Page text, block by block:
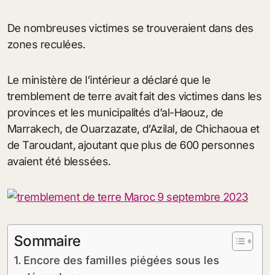
De nombreuses victimes se trouveraient dans des
zones reculées.
Le ministère de l’intérieur a déclaré que le
tremblement de terre avait fait des victimes dans les
provinces et les municipalités d’al-Haouz, de
Marrakech, de Ouarzazate, d’Azilal, de Chichaoua et
de Taroudant, ajoutant que plus de 600 personnes
avaient été blessées.
Sommaire
Encore des familles piégées sous les